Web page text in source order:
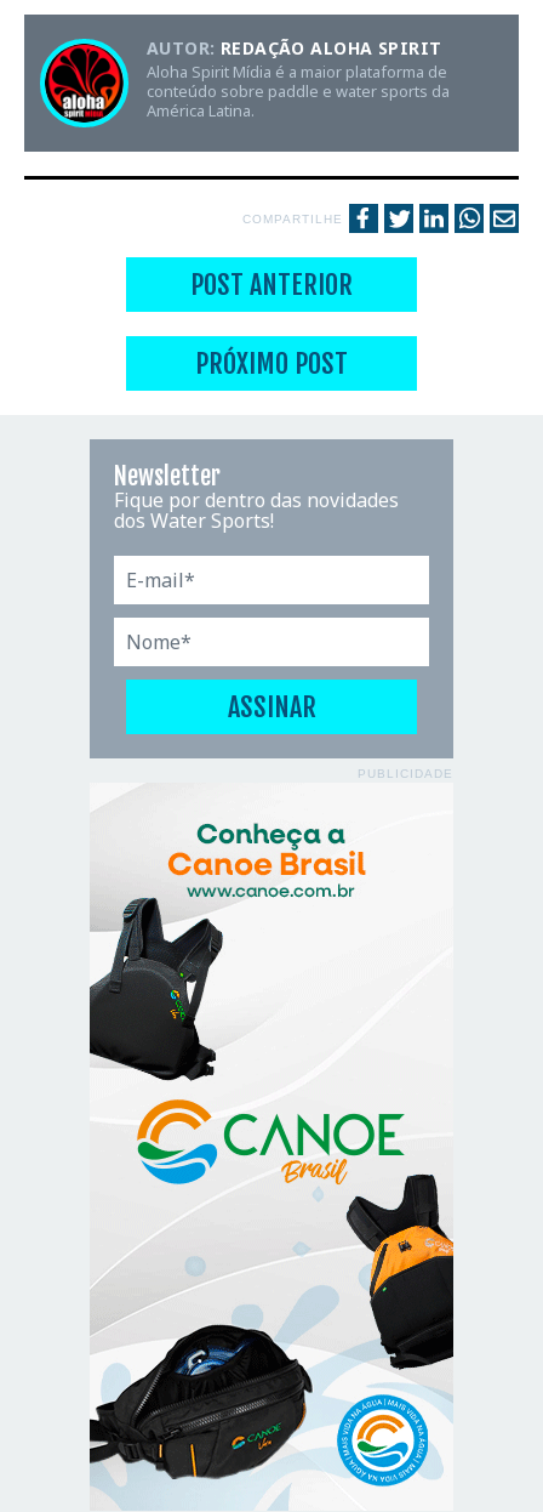
AUTOR: REDAÇÃO ALOHA SPIRIT
Aloha Spirit Mídia é a maior plataforma de
conteúdo sobre paddle e water sports da
América Latina.
COMPARTILHE
POST ANTERIOR
PRÓXIMO POST
Newsletter
Fique por dentro das novidades
dos Water Sports!
PUBLICIDADE